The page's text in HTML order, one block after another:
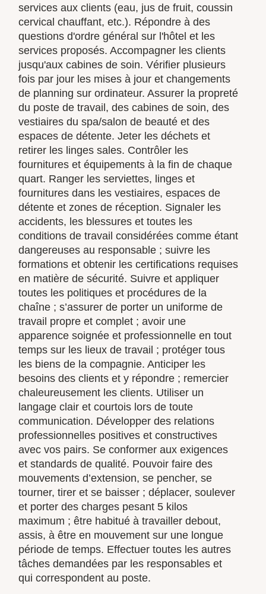
services aux clients (eau, jus de fruit, coussin
cervical chauffant, etc.). Répondre à des
questions d'ordre général sur l'hôtel et les
services proposés. Accompagner les clients
jusqu'aux cabines de soin. Vérifier plusieurs
fois par jour les mises à jour et changements
de planning sur ordinateur. Assurer la propreté
du poste de travail, des cabines de soin, des
vestiaires du spa/salon de beauté et des
espaces de détente. Jeter les déchets et
retirer les linges sales. Contrôler les
fournitures et équipements à la fin de chaque
quart. Ranger les serviettes, linges et
fournitures dans les vestiaires, espaces de
détente et zones de réception. Signaler les
accidents, les blessures et toutes les
conditions de travail considérées comme étant
dangereuses au responsable ; suivre les
formations et obtenir les certifications requises
en matière de sécurité. Suivre et appliquer
toutes les politiques et procédures de la
chaîne ; s’assurer de porter un uniforme de
travail propre et complet ; avoir une
apparence soignée et professionnelle en tout
temps sur les lieux de travail ; protéger tous
les biens de la compagnie. Anticiper les
besoins des clients et y répondre ; remercier
chaleureusement les clients. Utiliser un
langage clair et courtois lors de toute
communication. Développer des relations
professionnelles positives et constructives
avec vos pairs. Se conformer aux exigences
et standards de qualité. Pouvoir faire des
mouvements d’extension, se pencher, se
tourner, tirer et se baisser ; déplacer, soulever
et porter des charges pesant 5 kilos
maximum ; être habitué à travailler debout,
assis, à être en mouvement sur une longue
période de temps. Effectuer toutes les autres
tâches demandées par les responsables et
qui correspondent au poste.